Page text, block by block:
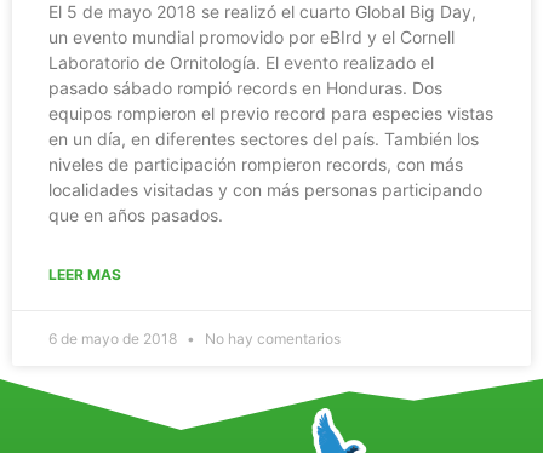
El 5 de mayo 2018 se realizó el cuarto Global Big Day,
un evento mundial promovido por eBIrd y el Cornell
Laboratorio de Ornitología. El evento realizado el
pasado sábado rompió records en Honduras. Dos
equipos rompieron el previo record para especies vistas
en un día, en diferentes sectores del país. También los
niveles de participación rompieron records, con más
localidades visitadas y con más personas participando
que en años pasados.
LEER MAS
6 de mayo de 2018 No hay comentarios